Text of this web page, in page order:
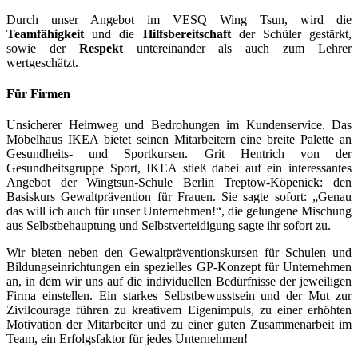
Durch unser Angebot im VESQ Wing Tsun, wird die
Teamfähigkeit und die Hilfsbereitschaftder Schüler gestärkt,
sowie der Respektuntereinander als auch zum Lehrer
wertgeschätzt.
Für Firmen
Unsicherer Heimweg und Bedrohungen im Kundenservice. Das
Möbelhaus IKEA bietet seinen Mitarbeitern eine breite Palette an
Gesundheits- und Sportkursen. Grit Hentrich von der
Gesundheitsgruppe Sport, IKEA stieß dabei auf ein interessantes
Angebot der Wingtsun-Schule Berlin Treptow-Köpenick: den
Basiskurs Gewaltprävention für Frauen. Sie sagte sofort: „Genau
das will ich auch für unser Unternehmen!“, die gelungene Mischung
aus Selbstbehauptung und Selbstverteidigung sagte ihr sofort zu.
Wir bieten neben den Gewaltpräventionskursen für Schulen und
Bildungseinrichtungen ein spezielles GP-Konzept für Unternehmen
an, in dem wir uns auf die individuellen Bedürfnisse der jeweiligen
Firma einstellen. Ein starkes Selbstbewusstsein und der Mut zur
Zivilcourage führen zu kreativem Eigenimpuls, zu einer erhöhten
Motivation der Mitarbeiter und zu einer guten Zusammenarbeit im
Team, ein Erfolgsfaktor für jedes Unternehmen!